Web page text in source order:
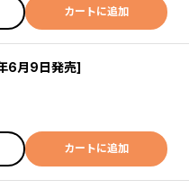
カートに追加
6月9日発売]
カートに追加